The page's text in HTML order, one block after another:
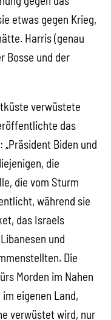
etwas gegen Krieg,
Harris (genau
Bosse und der
verwüstete
das
Biden und
die
die vom Sturm
während sie
das Israels
und
Die
Morden im Nahen
eigenen Land,
verwüstet wird, nur